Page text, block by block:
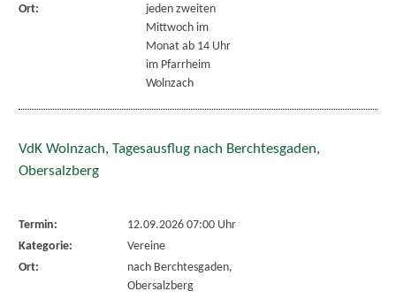
Ort:
jeden zweiten
Mittwoch im
Monat ab 14 Uhr
im Pfarrheim
Wolnzach
VdK Wolnzach, Tagesausflug nach Berchtesgaden,
Obersalzberg
Termin:
12.09.2026 07:00 Uhr
Kategorie:
Vereine
Ort:
nach Berchtesgaden,
Obersalzberg